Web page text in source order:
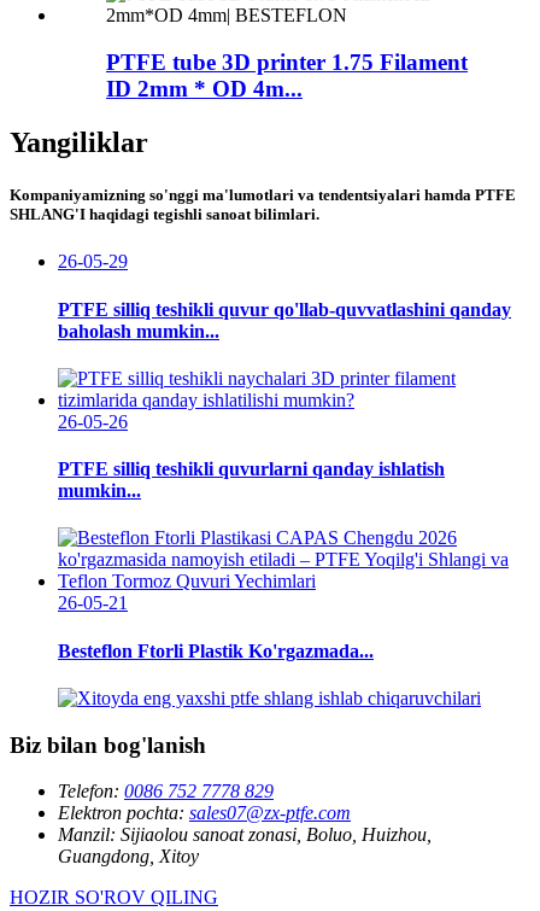
PTFE tube 3D printer 1.75 Filament
ID 2mm * OD 4m...
Yangiliklar
Kompaniyamizning so'nggi ma'lumotlari va tendentsiyalari hamda PTFE
SHLANG'I haqidagi tegishli sanoat bilimlari.
26-05-29
PTFE silliq teshikli quvur qo'llab-quvvatlashini qanday
baholash mumkin...
26-05-26
PTFE silliq teshikli quvurlarni qanday ishlatish
mumkin...
26-05-21
Besteflon Ftorli Plastik Ko'rgazmada...
Biz bilan bog'lanish
Telefon: 0086 752 7778 829
Elektron pochta: sales07@zx-ptfe.com
Manzil: Sijiaolou sanoat zonasi, Boluo, Huizhou,
Guangdong, Xitoy
HOZIR SO'ROV QILING